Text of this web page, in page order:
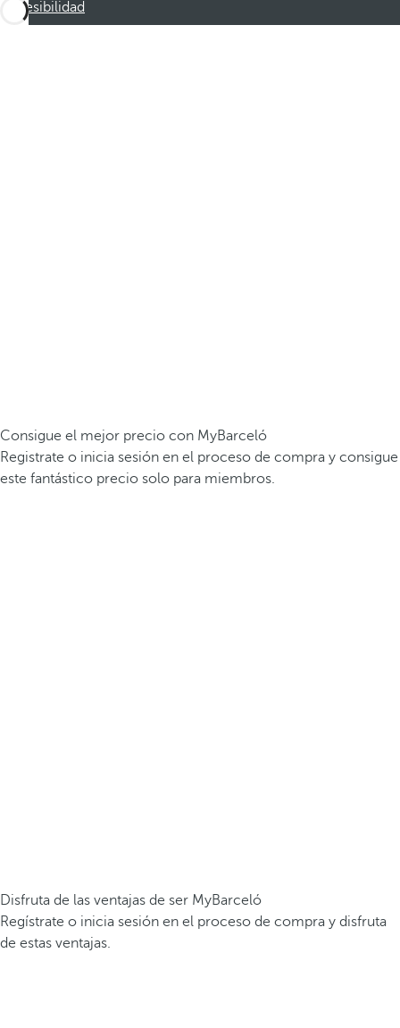
Accesibilidad
Consigue el mejor precio con MyBarceló
Registrate o inicia sesión en el proceso de compra y consigue
este fantástico precio solo para miembros.
Disfruta de las ventajas de ser MyBarceló
Regístrate o inicia sesión en el proceso de compra y disfruta
de estas ventajas.